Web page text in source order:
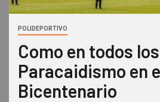
POLIDEPORTIVO
Como en todos
Paracaidismo en
Bicentenario